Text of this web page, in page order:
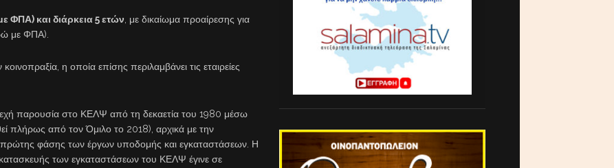
ΦΠΑ) και διάρκεια 5 ετών , με δικαίωμα προαίρεσης για
με ΦΠΑ).
η οποία επίσης περιλαμβάνει τις εταιρείες
παρουσία στο ΚΕΛΨ από τη δεκαετία του 1980 μέσω
πλήρως από τον Όμιλο το 2018), αρχικά με την
πρώτης φάσης των έργων υποδομής και εγκαταστάσεων. Η
των εγκαταστάσεων του ΚΕΛΨ έγινε σε